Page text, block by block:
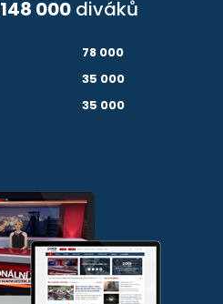
148 000 diváků
78 000
35 000
35 000